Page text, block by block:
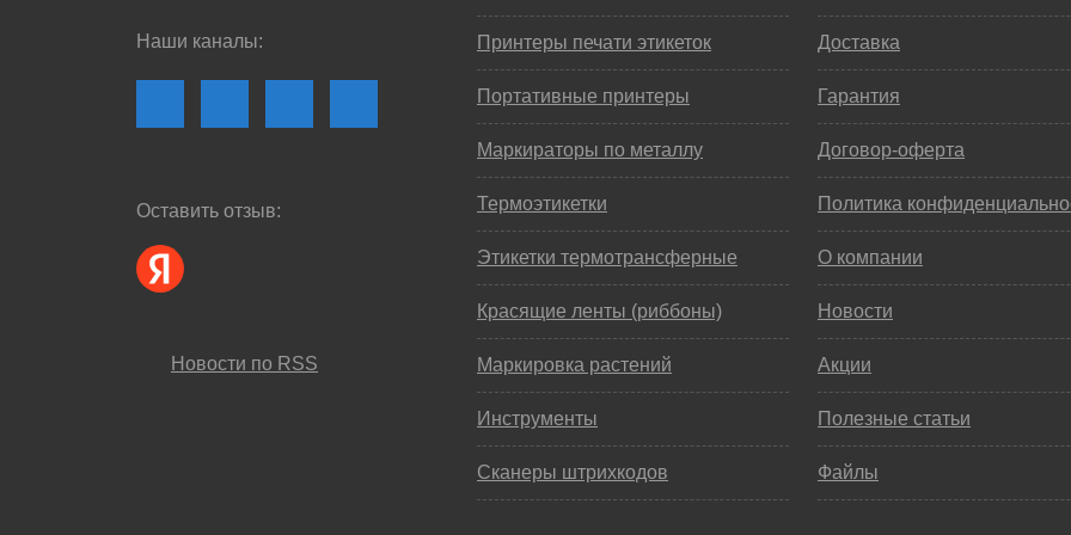
Наши каналы:
Оставить отзыв:
Новости по RSS
Принтеры печати этикеток
Портативные принтеры
Маркираторы по металлу
Термоэтикетки
Этикетки термотрансферные
Красящие ленты (риббоны)
Маркировка растений
Инструменты
Сканеры штрихкодов
Доставка
Гарантия
Договор-оферта
Политика
О компании
Новости
Акции
Полезные статьи
Файлы